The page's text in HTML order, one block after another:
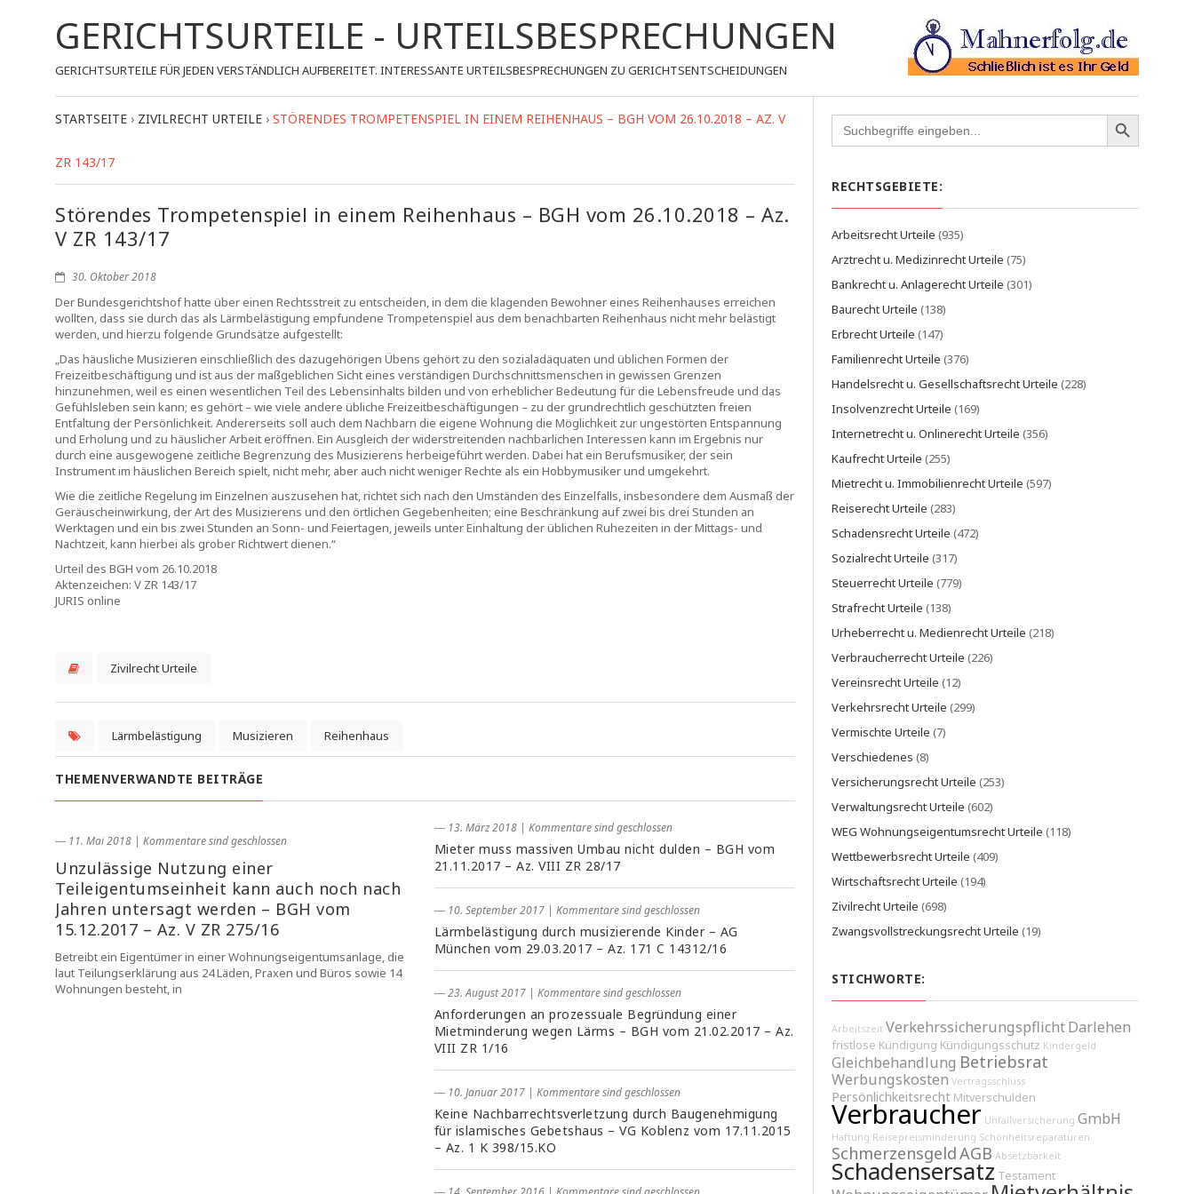
GERICHTSURTEILE - URTEILSBESPRECHUNGEN
GERICHTSURTEILE FÜR JEDEN VERSTÄNDLICH AUFBEREITET. INTERESSANTE URTEILSBESPRECHUNGEN ZU GERICHTSENTSCHEIDUNGEN
STARTSEITE › ZIVILRECHT URTEILE › STÖRENDES TROMPETENSPIEL IN EINEM REIHENHAUS – BGH VOM 26.10.2018 – AZ. V
ZR 143/17
Störendes Trompetenspiel in einem Reihenhaus – BGH vom 26.10.2018 – Az.
V ZR 143/17
30. Oktober 2018
Der Bundesgerichtshof hatte über einen Rechtsstreit zu entscheiden, in dem die klagenden Bewohner eines Reihenhauses erreichen
wollten, dass sie durch das als Lärmbelästigung empfundene Trompetenspiel aus dem benachbarten Reihenhaus nicht mehr belästigt
werden, und hierzu folgende Grundsätze aufgestellt:
„Das häusliche Musizieren einschließlich des dazugehörigen Übens gehört zu den sozialadäquaten und üblichen Formen der
Freizeitbeschäftigung und ist aus der maßgeblichen Sicht eines verständigen Durchschnittsmenschen in gewissen Grenzen
hinzunehmen, weil es einen wesentlichen Teil des Lebensinhalts bilden und von erheblicher Bedeutung für die Lebensfreude und das
Gefühlsleben sein kann; es gehört – wie viele andere übliche Freizeitbeschäftigungen – zu der grundrechtlich geschützten freien
Entfaltung der Persönlichkeit. Andererseits soll auch dem Nachbarn die eigene Wohnung die Möglichkeit zur ungestörten Entspannung
und Erholung und zu häuslicher Arbeit eröffnen. Ein Ausgleich der widerstreitenden nachbarlichen Interessen kann im Ergebnis nur
durch eine ausgewogene zeitliche Begrenzung des Musizierens herbeigeführt werden. Dabei hat ein Berufsmusiker, der sein
Instrument im häuslichen Bereich spielt, nicht mehr, aber auch nicht weniger Rechte als ein Hobbymusiker und umgekehrt.
Wie die zeitliche Regelung im Einzelnen auszusehen hat, richtet sich nach den Umständen des Einzelfalls, insbesondere dem Ausmaß der
Geräuscheinwirkung, der Art des Musizierens und den örtlichen Gegebenheiten; eine Beschränkung auf zwei bis drei Stunden an
Werktagen und ein bis zwei Stunden an Sonn- und Feiertagen, jeweils unter Einhaltung der üblichen Ruhezeiten in der Mittags- und
Nachtzeit, kann hierbei als grober Richtwert dienen.“
Urteil des BGH vom 26.10.2018
Aktenzeichen: V ZR 143/17
JURIS online
Zivilrecht Urteile
Lärmbelästigung Musizieren Reihenhaus
THEMENVERWANDTE BEITRÄGE
― 11. Mai 2018 | Kommentare sind geschlossen
Unzulässige Nutzung einer
Teileigentumseinheit kann auch noch nach
Jahren untersagt werden – BGH vom
15.12.2017 – Az. V ZR 275/16
Betreibt ein Eigentümer in einer Wohnungseigentumsanlage, die
laut Teilungserklärung aus 24 Läden, Praxen und Büros sowie 14
Wohnungen besteht, in
― 13. März 2018 | Kommentare sind geschlossen
Mieter muss massiven Umbau nicht dulden – BGH vom
21.11.2017 – Az. VIII ZR 28/17
― 10. September 2017 | Kommentare sind geschlossen
Lärmbelästigung durch musizierende Kinder – AG
München vom 29.03.2017 – Az. 171 C 14312/16
― 23. August 2017 | Kommentare sind geschlossen
Anforderungen an prozessuale Begründung einer
Mietminderung wegen Lärms – BGH vom 21.02.2017 – Az.
VIII ZR 1/16
― 10. Januar 2017 | Kommentare sind geschlossen
Keine Nachbarrechtsverletzung durch Baugenehmigung
für islamisches Gebetshaus – VG Koblenz vom 17.11.2015
– Az. 1 K 398/15.KO
Search
for:
RECHTSGEBIETE:
Arbeitsrecht Urteile (935)
Arztrecht u. Medizinrecht Urteile (75)
Bankrecht u. Anlagerecht Urteile (301)
Baurecht Urteile (138)
Erbrecht Urteile (147)
Familienrecht Urteile (376)
Handelsrecht u. Gesellschaftsrecht Urteile (228)
Insolvenzrecht Urteile (169)
Internetrecht u. Onlinerecht Urteile (356)
Kaufrecht Urteile (255)
Mietrecht u. Immobilienrecht Urteile (597)
Reiserecht Urteile (283)
Schadensrecht Urteile (472)
Sozialrecht Urteile (317)
Steuerrecht Urteile (779)
Strafrecht Urteile (138)
Urheberrecht u. Medienrecht Urteile (218)
Verbraucherrecht Urteile (226)
Vereinsrecht Urteile (12)
Verkehrsrecht Urteile (299)
Vermischte Urteile (7)
Verschiedenes (8)
Versicherungsrecht Urteile (253)
Verwaltungsrecht Urteile (602)
WEG Wohnungseigentumsrecht Urteile (118)
Wettbewerbsrecht Urteile (409)
Wirtschaftsrecht Urteile (194)
Zivilrecht Urteile (698)
Zwangsvollstreckungsrecht Urteile (19)
STICHWORTE:
Arbeitszeit VerkehrssicherungspflichtDarlehen
fristlose Kündigung Kündigungsschutz Kindergeld
Gleichbehandlung Betriebsrat
Werbungskosten Vertragsschluss
Persönlichkeitsrecht Mitverschulden
Verbraucher Unfallversicherung GmbH
Haftung Reisepreisminderung Schönheitsreparaturen
SchmerzensgeldAGB Absetzbarkeit
Schadensersatz Testament